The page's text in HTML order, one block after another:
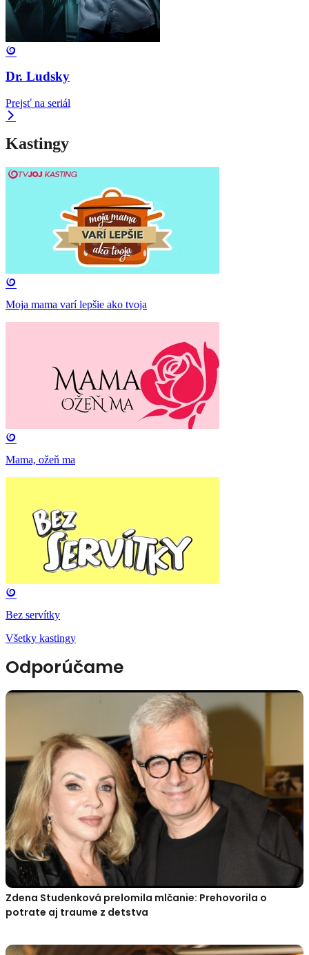
Dr. Ludsky
Prejsť na seriál
Kastingy
Moja mama varí lepšie ako tvoja
Mama, ožeň ma
Bez servítky
Všetky kastingy
Odporúčame
Zdena Studenková prelomila mlčanie: Prehovorila o
potrate aj traume z detstva